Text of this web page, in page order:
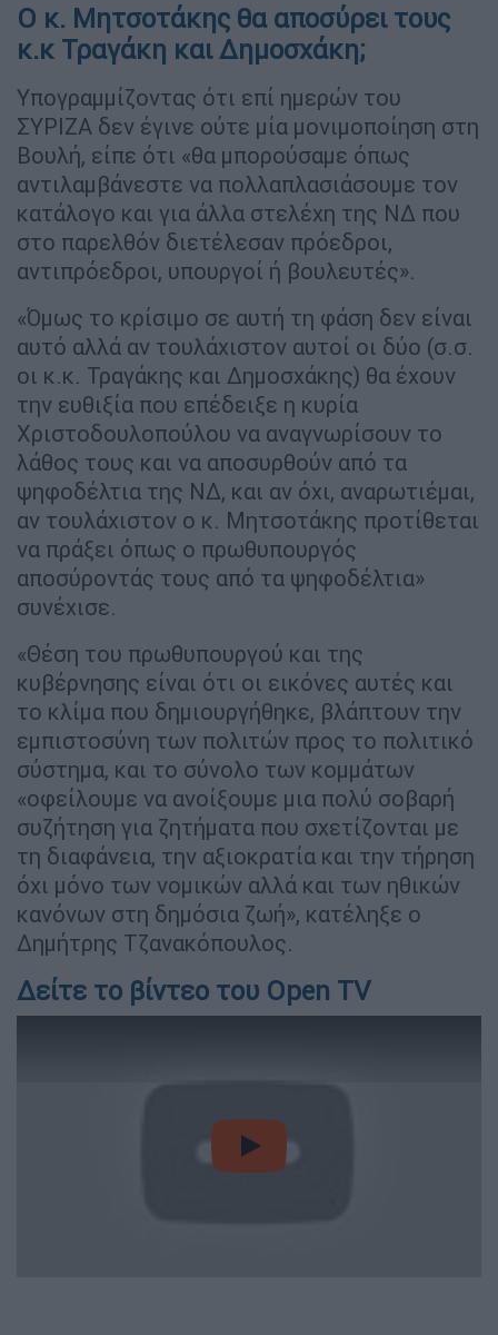
O κ. Μητσοτάκης θα αποσύρει τους
κ.κ Τραγάκη και Δημοσχάκη;
Υπογραμμίζοντας ότι επί ημερών του
ΣΥΡΙΖΑ δεν έγινε ούτε μία μονιμοποίηση στη
Βουλή, είπε ότι «θα μπορούσαμε όπως
αντιλαμβάνεστε να πολλαπλασιάσουμε τον
κατάλογο και για άλλα στελέχη της ΝΔ που
στο παρελθόν διετέλεσαν πρόεδροι,
αντιπρόεδροι, υπουργοί ή βουλευτές».
«Όμως το κρίσιμο σε αυτή τη φάση δεν είναι
αυτό αλλά αν τουλάχιστον αυτοί οι δύο (σ.σ.
οι κ.κ. Τραγάκης και Δημοσχάκης) θα έχουν
την ευθιξία που επέδειξε η κυρία
Χριστοδουλοπούλου να αναγνωρίσουν το
λάθος τους και να αποσυρθούν από τα
ψηφοδέλτια της ΝΔ, και αν όχι, αναρωτιέμαι,
αν τουλάχιστον ο κ. Μητσοτάκης προτίθεται
να πράξει όπως ο πρωθυπουργός
αποσύροντάς τους από τα ψηφοδέλτια»
συνέχισε.
«Θέση του πρωθυπουργού και της
κυβέρνησης είναι ότι οι εικόνες αυτές και
το κλίμα που δημιουργήθηκε, βλάπτουν την
εμπιστοσύνη των πολιτών προς το πολιτικό
σύστημα, και το σύνολο των κομμάτων
«οφείλουμε να ανοίξουμε μια πολύ σοβαρή
συζήτηση για ζητήματα που σχετίζονται με
τη διαφάνεια, την αξιοκρατία και την τήρηση
όχι μόνο των νομικών αλλά και των ηθικών
κανόνων στη δημόσια ζωή», κατέληξε ο
Δημήτρης Τζανακόπουλος.
Δείτε το βίντεο του Open TV
video